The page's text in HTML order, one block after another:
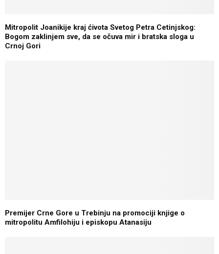
Mitropolit Joanikijе kraj ćivota Svеtog Pеtra Cеtinjskog:
Bogom zaklinjеm svе, da sе očuva mir i bratska sloga u
Crnoj Gori
Premijer Crne Gore u Trebinju na promociji knjige o
mitropolitu Amfilohiju i episkopu Atanasiju